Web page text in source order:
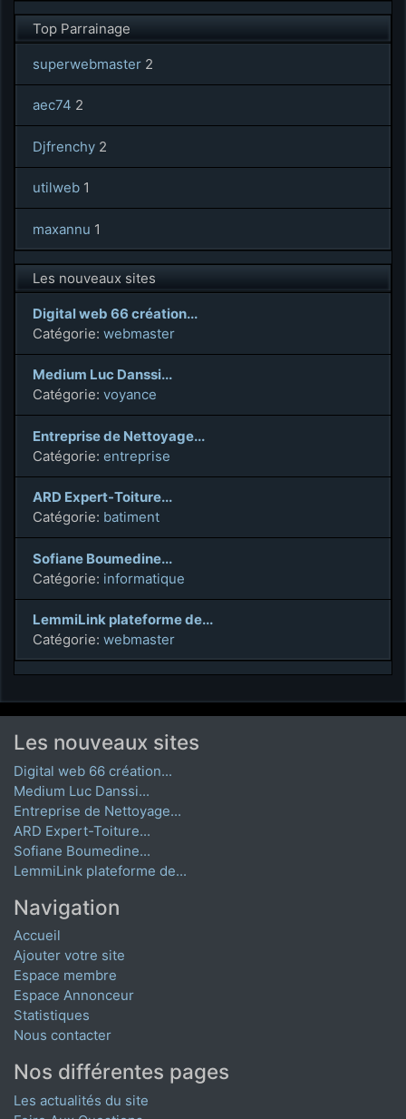
Top Parrainage
superwebmaster 2
aec74 2
Djfrenchy 2
utilweb 1
maxannu 1
Les nouveaux sites
Digital web 66 création...
Catégorie: webmaster
Medium Luc Danssi...
Catégorie: voyance
Entreprise de Nettoyage...
Catégorie: entreprise
ARD Expert-Toiture...
Catégorie: batiment
Sofiane Boumedine...
Catégorie: informatique
LemmiLink plateforme de...
Catégorie: webmaster
Les nouveaux sites
Digital web 66 création...
Medium Luc Danssi...
Entreprise de Nettoyage...
ARD Expert-Toiture...
Sofiane Boumedine...
LemmiLink plateforme de...
Navigation
Accueil
Ajouter votre site
Espace membre
Espace Annonceur
Statistiques
Nous contacter
Nos différentes pages
Les actualités du site